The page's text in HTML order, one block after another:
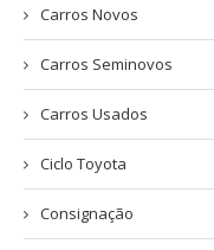
Carros Novos
Carros Seminovos
Carros Usados
Ciclo Toyota
Consignação